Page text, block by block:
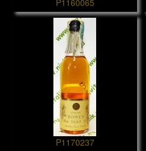
P1160065
P1170237